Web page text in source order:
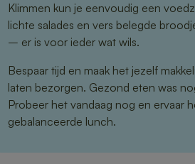
Klimmen kun je eenvoudig een
lichte salades en vers belegde
– er is voor ieder wat wils.
Bespaar tijd en maak het jezelf
laten bezorgen. Gezond eten was
Probeer het vandaag nog en ervaar
gebalanceerde lunch.